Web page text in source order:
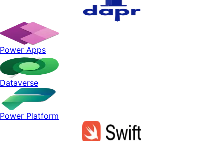
Power Apps
Dataverse
Power Platform